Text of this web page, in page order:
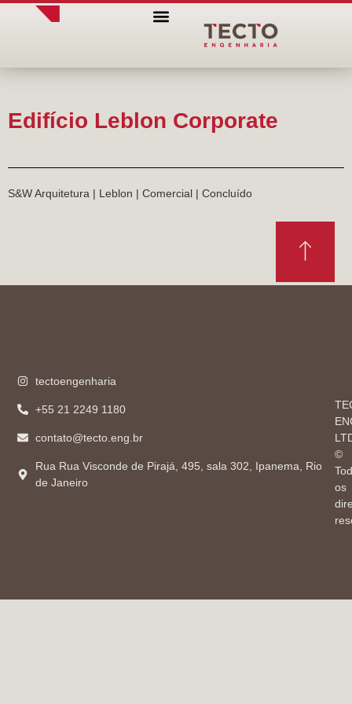
Edifício Leblon Corporate
S&W Arquitetura | Leblon | Comercial | Concluído
tectoengenharia
+55 21 2249 1180
contato@tecto.eng.br
Rua Rua Visconde de Pirajá, 495, sala 302, Ipanema, Rio
de Janeiro
©
os